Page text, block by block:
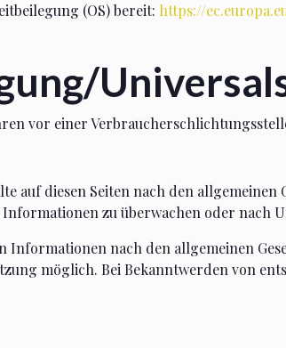
(OS) bereit: https://
vor einer
auf diesen Seiten nach den
zu überwachen oder nach
nach den allgemeinen
möglich. Bei Bekanntwerden von